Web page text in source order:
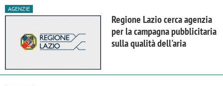
AGENZIE
Regione Lazio cerca agenzia
per la campagna pubblicitaria
sulla qualità dell'aria